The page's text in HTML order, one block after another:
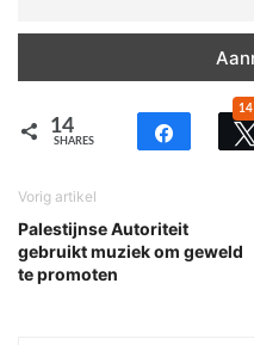
14
SHARES
14
Vorig artikel
Palestijnse Autoriteit
gebruikt muziek om geweld
te promoten